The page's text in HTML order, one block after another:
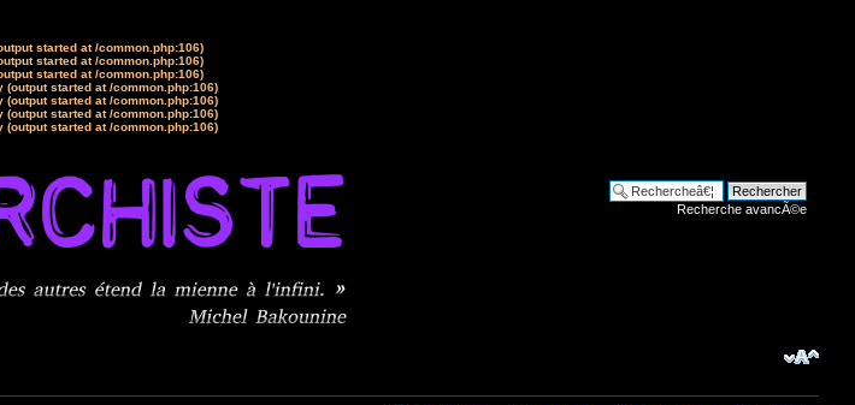
started at /common.php:106)
started at /common.php:106)
started at /common.php:106)
started at /common.php:106)
started at /common.php:106)
started at /common.php:106)
started at /common.php:106)
Recherche avancÃ©e